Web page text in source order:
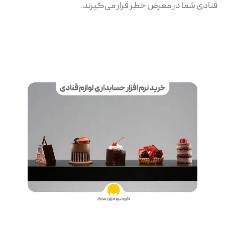
قنادی شما در معرض خطر قرار می‌گیرند.